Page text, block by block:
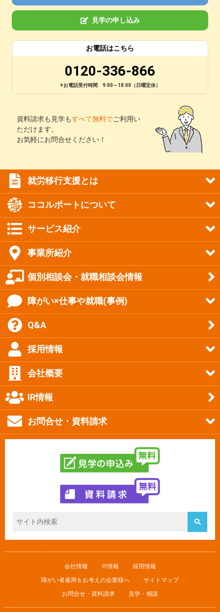
見学の申し込み
お電話はこちら
0120-336-866
※お電話受付時間 9:00～18:00（日曜定休）
資料請求も見学もすべて無料でご利用い
ただけます。
お気軽にお問合せください！
就労移行支援とは
ココルポートについて
サービス紹介
事業所紹介
個別相談会・就職相談会情報
障がい×仕事や就職(事例)
Q&A
採用情報
会社概要
IR情報
お問合せ・資料請求
会社情報 IR情報
採用情報
障がい者雇用をお考えの企業様へ
サイトマップ
お問合せ・資料請求
見学・相談